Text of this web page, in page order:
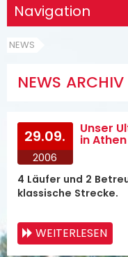
Navigation
NEWS
NEWS ARCHIV
29.09.
2006
Unser
in Athen
4 Läufer und 2
klassische Strecke.
WEITERLESEN